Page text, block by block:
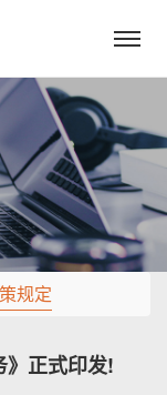
规定
》正式印发!